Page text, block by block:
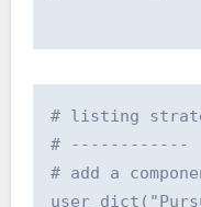
# listing
# ------------
# add a